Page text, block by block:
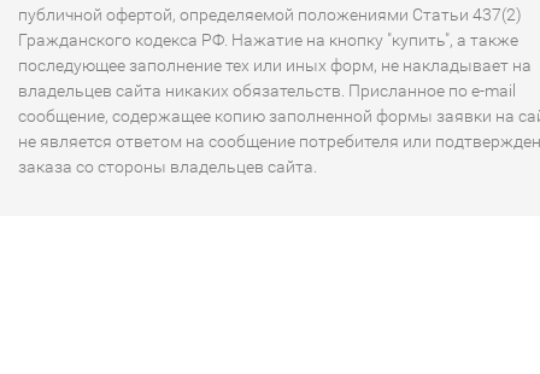
публичной офертой, определяемой положениями Статьи 437(2)
Гражданского кодекса РФ. Нажатие на кнопку "купить", а также
последующее заполнение тех или иных форм, не накладывает на
владельцев сайта никаких обязательств. Присланное по e-mail
сообщение, содержащее копию заполненной формы заявки на
не является ответом на сообщение потребителя или
заказа со стороны владельцев сайта.